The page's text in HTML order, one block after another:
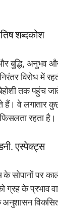
शब्दकोश
और बुद्धि, अनुभव
विरोध में
तक पहुंच
हैं। वे लगातार
रहता है।
एस्पेक्ट्स
के सोपानों पर
ग्रह के प्रभाव